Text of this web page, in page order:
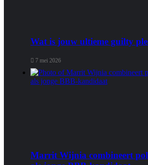
Wat is jouw ultieme guilty
7 mei 2026
Marrit Wijnia combineert